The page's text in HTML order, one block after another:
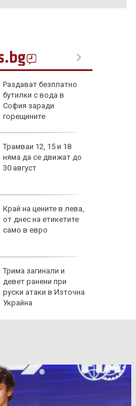
Раздават безплатно
бутилки с вода в
София заради
горещините
Трамваи 12, 15 и 18
няма да се движат до
30 август
Край на цените в лева,
от днес на етикетите
само в евро
Трима загинали и
девет ранени при
руски атаки в Източна
Украйна